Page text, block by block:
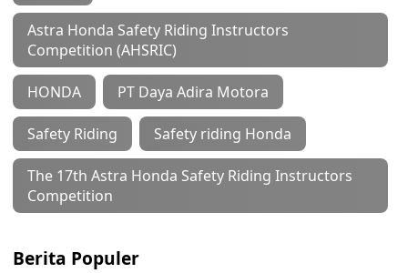
Astra Honda Safety Riding Instructors
Competition (AHSRIC)
HONDA PT Daya Adira Motora
Safety Riding Safety riding Honda
The 17th Astra Honda Safety Riding Instructors
Competition
Berita Populer